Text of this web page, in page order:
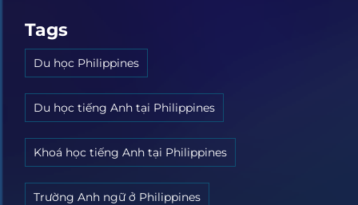
Tags
Du học Philippines
Du học tiếng Anh tại Philippines
Khoá học tiếng Anh tại Philippines
Trường Anh ngữ ở Philippines